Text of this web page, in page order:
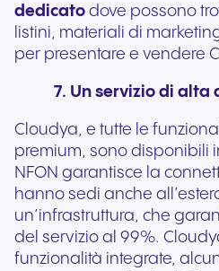
dedicato dove possono
listini, materiali di
per presentare e vendere
7. Un servizio di alta
Cloudya, e tutte le
premium, sono disponibili
NFON garantisce la
hanno sedi anche
un’infrastruttura, che
del servizio al 99%.
funzionalità integrate,